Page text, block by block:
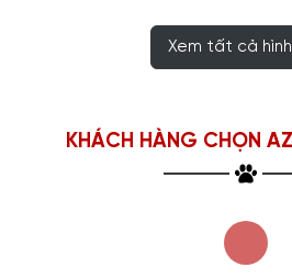
Xem tất cả
KHÁCH HÀNG CHỌN